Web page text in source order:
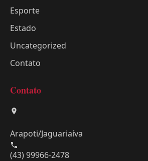
Esporte
Estado
Uncategorized
Contato
Contato
Arapoti/Jaguariaíva
(43) 99966-2478